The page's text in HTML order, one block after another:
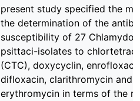
present study specified the
the determination of the
susceptibility of 27
psittaci-isolates to
(CTC), doxycyclin,
difloxacin, clarithromycin and
erythromycin in terms of the